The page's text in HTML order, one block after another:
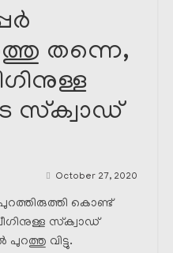
തന്നെ,
സ്‌ക്വാഡ്
October 27, 2020
പുറത്തിരുത്തി കൊണ്ട്
സ്‌ക്വാഡ്
വിട്ടു.